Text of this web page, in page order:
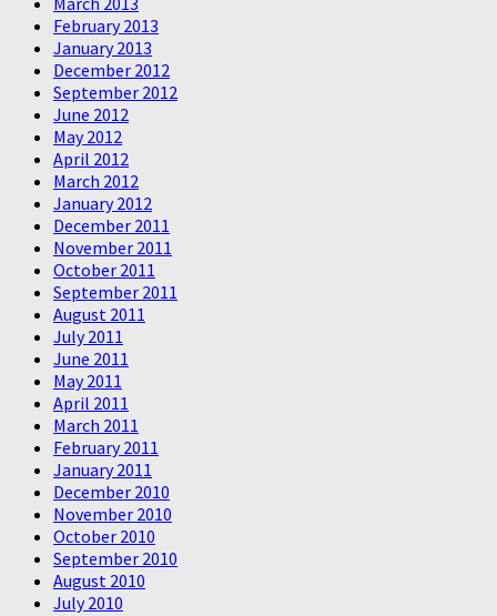
February 2013
January 2013
December 2012
September 2012
June 2012
May 2012
April 2012
March 2012
January 2012
December 2011
November 2011
October 2011
September 2011
August 2011
July 2011
June 2011
May 2011
April 2011
March 2011
February 2011
January 2011
December 2010
November 2010
October 2010
September 2010
August 2010
July 2010